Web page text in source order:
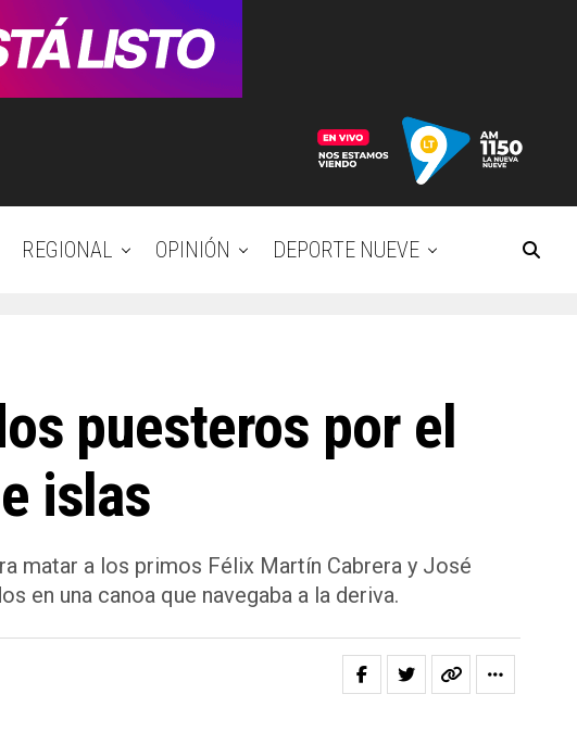
REGIONAL OPINIÓN DEPORTE NUEVE
puesteros por el
islas
matar a los primos Félix Martín Cabrera y José
en una canoa que navegaba a la deriva.